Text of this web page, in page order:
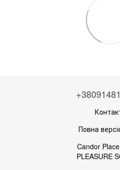
Повна
Candor
PLEASURE